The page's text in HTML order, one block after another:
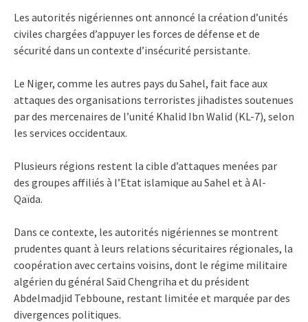
Les autorités nigériennes ont annoncé la création d’unités
civiles chargées d’appuyer les forces de défense et de
sécurité dans un contexte d’insécurité persistante.
Le Niger, comme les autres pays du Sahel, fait face aux
attaques des organisations terroristes jihadistes soutenues
par des mercenaires de l’unité Khalid Ibn Walid (KL-7), selon
les services occidentaux.
Plusieurs régions restent la cible d’attaques menées par
des groupes affiliés à l’Etat islamique au Sahel et à Al-
Qaïda.
Dans ce contexte, les autorités nigériennes se montrent
prudentes quant à leurs relations sécuritaires régionales, la
coopération avec certains voisins, dont le régime militaire
algérien du général Saïd Chengriha et du président
Abdelmadjid Tebboune, restant limitée et marquée par des
divergences politiques.